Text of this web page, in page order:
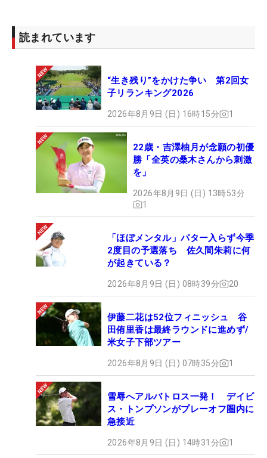
読まれています
“生き残り”をかけた争い 第2回女
子リランキング2026
2026年8月9日 (日) 16時15分 1
22歳・吉澤柚月が念願の初優
勝「全英の桑木さんから刺激
を」
2026年8月9日 (日) 13時53分
1
「ほぼメンタル」パター入らず今季
2度目の予選落ち 佐久間朱莉に何
が起きている？
2026年8月9日 (日) 08時39分 20
伊藤二花は52位フィニッシュ 谷
田侑里香は最終ラウンドに進めず/
米女子下部ツアー
2026年8月9日 (日) 07時35分 1
雪辱へアルバトロス一発！ デイビ
ス・トンプソンがプレーオフ圏内に
急接近
2026年8月9日 (日) 14時31分 1